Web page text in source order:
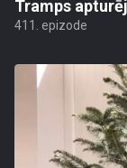
Tramps
411. epizode